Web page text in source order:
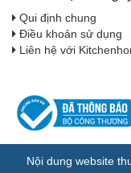
Qui định chung
Điều khoản sử dụng
Liên hệ với
Nội dung website